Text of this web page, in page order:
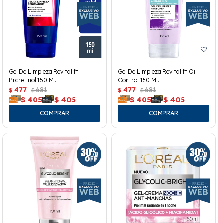
Gel De Limpieza Revitalift
Proretinol 150 Ml.
$ 477 $ 681
$ 405 $ 405
Gel De Limpieza Revitalift Oil
Control 150 Ml.
$ 477 $ 681
$ 405 $ 405